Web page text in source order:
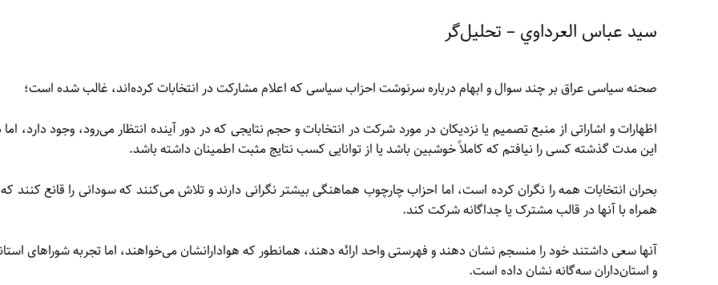
سید عباس العرداوي – تحلیل‌گر
صحنه سیاسی عراق بر چند سوال و ابهام درباره سرنوشت احزاب سیاسی که اعلام مشارکت در انتخابات کرده‌اند، غالب شده است؛
اظهارات و اشاراتی از منبع تصمیم یا نزدیکان در مورد شرکت در انتخابات و حجم نتایجی که در دور آینده انتظار می‌رود، وجود دارد، اما
این مدت گذشته کسی را نیافتم که کاملاً خوشبین باشد یا از توانایی کسب نتایج مثبت اطمینان داشته باشد.
بحران انتخابات همه را نگران کرده است، اما احزاب چارچوب هماهنگی بیشتر نگرانی دارند و تلاش می‌کنند که سودانی را قانع کنند که
همراه با آنها در قالب مشترک یا جداگانه شرکت کند.
آنها سعی داشتند خود را منسجم نشان دهند و فهرستی واحد ارائه دهند، همانطور که هوادارانشان می‌خواهند، اما تجربه شوراهای
و استان‌داران سه‌گانه نشان داده است.